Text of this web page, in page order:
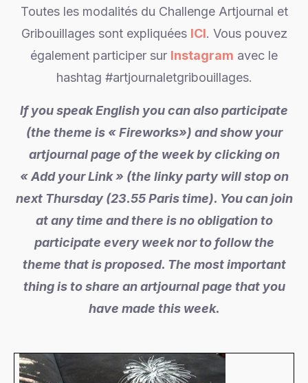
Toutes les modalités du Challenge Artjournal et
Gribouillages sont expliquées ICI. Vous pouvez
également participer sur Instagram avec le
hashtag #artjournaletgribouillages.
If you speak English you can also participate
(the theme is « Fireworks») and show your
artjournal page of the week by clicking on
« Add your Link » (the linky party will stop on
next Thursday (23.55 Paris time). You can join
at any time and there is no obligation to
participate every week nor to follow the
theme that is proposed. The most important
thing is to share an artjournal page that you
have made this week.